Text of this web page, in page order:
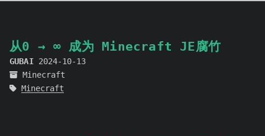
从0 → ∞ 成为 Minecraft JE腐竹
GUBAI 2024-10-13
Minecraft
Minecraft